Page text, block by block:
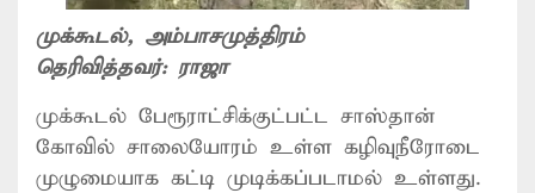
முக்கூடல், அம்பாசமுத்திரம்
தெரிவித்தவர்: ராஜா
முக்கூடல் பேரூராட்சிக்குட்பட்ட சாஸ்தான்
கோவில் சாலையோரம் உள்ள கழிவுநீரோடை
முழுமையாக கட்டி முடிக்கப்படாமல் உள்ளது.